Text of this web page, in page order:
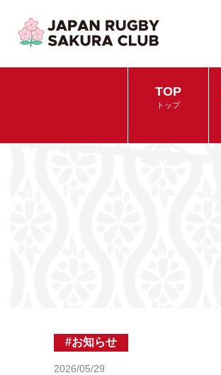
TOP
トップ
お知らせ
2026/05/29